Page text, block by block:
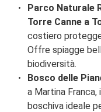
Parco Naturale
Torre Canne a
costiero
Offre spiagge
biodiversità.
Bosco delle
a Martina
boschiva ideale